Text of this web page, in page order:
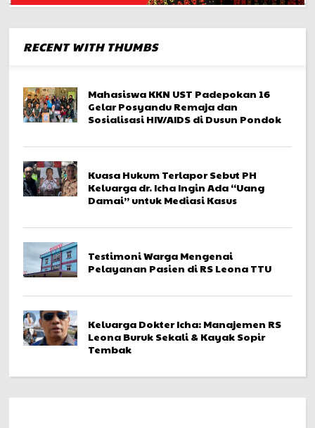
RECENT WITH THUMBS
Mahasiswa KKN UST Padepokan 16
Gelar Posyandu Remaja dan
Sosialisasi HIV/AIDS di Dusun Pondok
Kuasa Hukum Terlapor Sebut PH
Keluarga dr. Icha Ingin Ada “Uang
Damai” untuk Mediasi Kasus
Testimoni Warga Mengenai
Pelayanan Pasien di RS Leona TTU
Keluarga Dokter Icha: Manajemen RS
Leona Buruk Sekali & Kayak Sopir
Tembak